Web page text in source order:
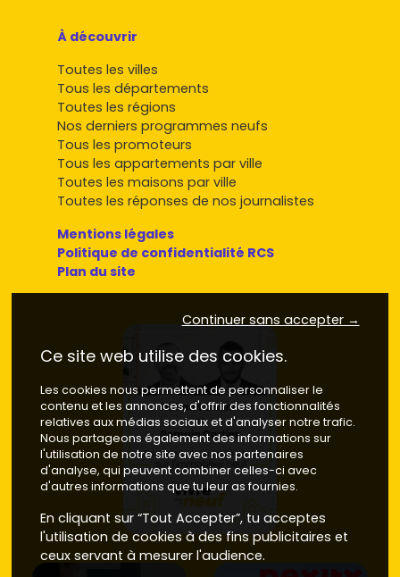
À découvrir
Toutes les villes
Tous les départements
Toutes les régions
Nos derniers programmes neufs
Tous les promoteurs
Tous les appartements par ville
Toutes les maisons par ville
Toutes les réponses de nos journalistes
Mentions légales
Politique de confidentialité RCS
Plan du site
Continuer sans accepter →
Ce site web utilise des cookies.
Les cookies nous permettent de personnaliser le
contenu et les annonces, d'offrir des fonctionnalités
relatives aux médias sociaux et d'analyser notre trafic.
Nous partageons également des informations sur
l'utilisation de notre site avec nos partenaires
d'analyse, qui peuvent combiner celles-ci avec
d'autres informations que tu leur as fournies.
En cliquant sur “Tout Accepter”, tu acceptes
l'utilisation de cookies à des fins publicitaires et
ceux servant à mesurer l'audience.